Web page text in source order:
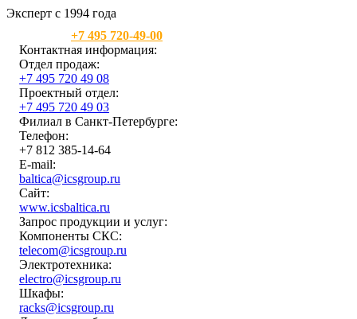
Эксперт с 1994 года
+7 495 720-49-00
Контактная информация:
Отдел продаж:
+7 495 720 49 08
Проектный отдел:
+7 495 720 49 03
Филиал в Санкт-Петербурге:
Телефон:
+7 812 385-14-64
E-mail:
baltica@icsgroup.ru
Сайт:
www.icsbaltica.ru
Запрос продукции и услуг:
Компоненты СКС:
telecom@icsgroup.ru
Электротехника:
electro@icsgroup.ru
Шкафы:
racks@icsgroup.ru